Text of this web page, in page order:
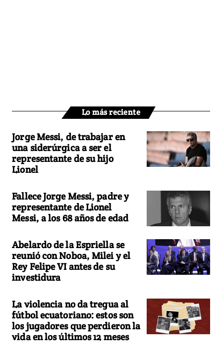
Lo más reciente
Jorge Messi, de trabajar en
una siderúrgica a ser el
representante de su hijo
Lionel
Fallece Jorge Messi, padre y
representante de Lionel
Messi, a los 68 años de edad
Abelardo de la Espriella se
reunió con Noboa, Milei y el
Rey Felipe VI antes de su
investidura
La violencia no da tregua al
fútbol ecuatoriano: estos son
los jugadores que perdieron la
vida en los últimos 12 meses